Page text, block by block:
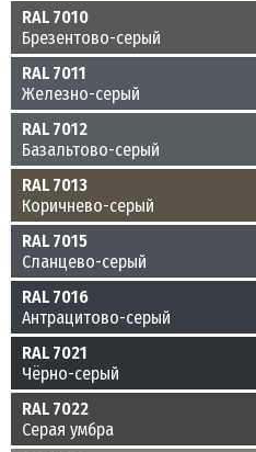
RAL 7010
Брезентово-серый
RAL 7011
Железно-серый
RAL 7012
Базальтово-серый
RAL 7013
Коричнево-серый
RAL 7015
Сланцево-серый
RAL 7016
Антрацитово-серый
RAL 7021
Чёрно-серый
RAL 7022
Серая умбра